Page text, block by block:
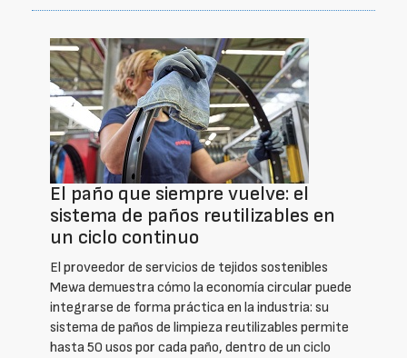
El paño que siempre vuelve: el
sistema de paños reutilizables en
un ciclo continuo
El proveedor de servicios de tejidos sostenibles
Mewa demuestra cómo la economía circular puede
integrarse de forma práctica en la industria: su
sistema de paños de limpieza reutilizables permite
hasta 50 usos por cada paño, dentro de un ciclo